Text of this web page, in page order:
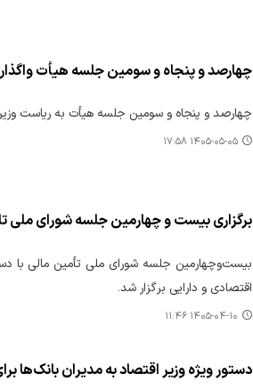
چهارصد و پنجاه و سومین جلسه هیأت
چهارصد و پنجاه و سومین جلسه هیأت به ریاست
۱۴۰۵-۰۵-۰۵ ۱۷:۵۸
برگزاری بیست و چهارمین جلسه شورای
بیست‌وچهارمین جلسه شورای ملی تأمین مالی با
اقتصادی و دارایی برگزار شد.
۱۴۰۵-۰۴-۱۰ ۱۱:۴۶
دستور ویژه وزیر اقتصاد به مدیران بانک‌ها